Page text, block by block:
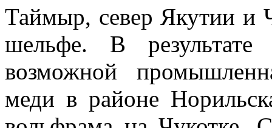
Таймыр, север Якутии и
шельфе. В результате
возможной
меди в районе